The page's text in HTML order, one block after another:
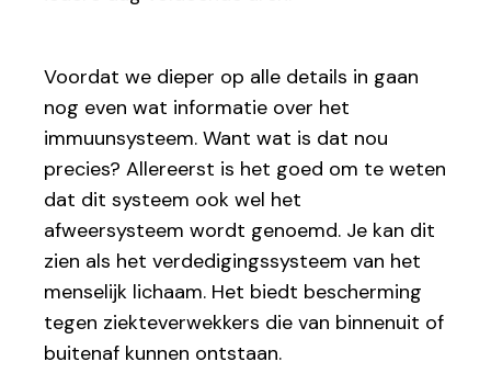
Voordat we dieper op alle details in gaan
nog even wat informatie over het
immuunsysteem. Want wat is dat nou
precies? Allereerst is het goed om te weten
dat dit systeem ook wel het
afweersysteem wordt genoemd. Je kan dit
zien als het verdedigingssysteem van het
menselijk lichaam. Het biedt bescherming
tegen ziekteverwekkers die van binnenuit of
buitenaf kunnen ontstaan.